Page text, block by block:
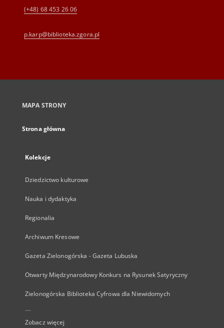
(+48) 68 453 26 06
p.karp@biblioteka.zgora.pl
MAPA STRONY
Strona główna
Kolekcje
Dziedzictwo kulturowe
Nauka i dydaktyka
Regionalia
Archiwum Kresowe
Gazeta Zielonogórska - Gazeta Lubuska
Otwarty Międzynarodowy Konkurs na Rysunek Satyryczny
Zielonogórska Biblioteka Cyfrowa dla Niewidomych
...
Zobacz więcej